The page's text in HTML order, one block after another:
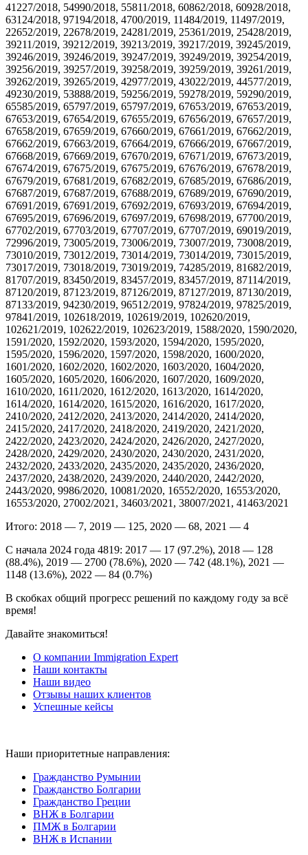
41227/2018, 54990/2018, 55811/2018, 60862/2018, 60928/2018,
63124/2018, 97194/2018, 4700/2019, 11484/2019, 11497/2019,
22652/2019, 22678/2019, 24281/2019, 25361/2019, 25428/2019,
39211/2019, 39212/2019, 39213/2019, 39217/2019, 39245/2019,
39246/2019, 39246/2019, 39247/2019, 39249/2019, 39254/2019,
39256/2019, 39257/2019, 39258/2019, 39259/2019, 39261/2019,
39262/2019, 39265/2019, 42977/2019, 43022/2019, 44577/2019,
49230/2019, 53888/2019, 59256/2019, 59278/2019, 59290/2019,
65585/2019, 65797/2019, 65797/2019, 67653/2019, 67653/2019,
67653/2019, 67654/2019, 67655/2019, 67656/2019, 67657/2019,
67658/2019, 67659/2019, 67660/2019, 67661/2019, 67662/2019,
67662/2019, 67663/2019, 67664/2019, 67666/2019, 67667/2019,
67668/2019, 67669/2019, 67670/2019, 67671/2019, 67673/2019,
67674/2019, 67675/2019, 67675/2019, 67676/2019, 67678/2019,
67679/2019, 67681/2019, 67682/2019, 67685/2019, 67686/2019,
67687/2019, 67687/2019, 67688/2019, 67689/2019, 67690/2019,
67691/2019, 67691/2019, 67692/2019, 67693/2019, 67694/2019,
67695/2019, 67696/2019, 67697/2019, 67698/2019, 67700/2019,
67702/2019, 67703/2019, 67707/2019, 67707/2019, 69019/2019,
72996/2019, 73005/2019, 73006/2019, 73007/2019, 73008/2019,
73010/2019, 73012/2019, 73014/2019, 73014/2019, 73015/2019,
73017/2019, 73018/2019, 73019/2019, 74285/2019, 81682/2019,
81707/2019, 83450/2019, 83457/2019, 83457/2019, 87114/2019,
87120/2019, 87123/2019, 87126/2019, 87127/2019, 87130/2019,
87133/2019, 94230/2019, 96512/2019, 97824/2019, 97825/2019,
97841/2019, 102618/2019, 102619/2019, 102620/2019,
102621/2019, 102622/2019, 102623/2019, 1588/2020, 1590/2020,
1591/2020, 1592/2020, 1593/2020, 1594/2020, 1595/2020,
1595/2020, 1596/2020, 1597/2020, 1598/2020, 1600/2020,
1601/2020, 1602/2020, 1602/2020, 1603/2020, 1604/2020,
1605/2020, 1605/2020, 1606/2020, 1607/2020, 1609/2020,
1610/2020, 1611/2020, 1612/2020, 1613/2020, 1614/2020,
1614/2020, 1614/2020, 1615/2020, 1616/2020, 1617/2020,
2410/2020, 2412/2020, 2413/2020, 2414/2020, 2414/2020,
2415/2020, 2417/2020, 2418/2020, 2419/2020, 2421/2020,
2422/2020, 2423/2020, 2424/2020, 2426/2020, 2427/2020,
2428/2020, 2429/2020, 2430/2020, 2430/2020, 2431/2020,
2432/2020, 2433/2020, 2435/2020, 2435/2020, 2436/2020,
2437/2020, 2438/2020, 2439/2020, 2440/2020, 2442/2020,
2443/2020, 9986/2020, 10081/2020, 16552/2020, 16553/2020,
16553/2020, 27002/2021, 34603/2021, 38007/2021, 41463/2021
Итого: 2018 — 7, 2019 — 125, 2020 — 68, 2021 — 4
С начала 2024 года 4819: 2017 — 17 (97.2%), 2018 — 128
(88.4%), 2019 — 2700 (78.6%), 2020 — 742 (48.1%), 2021 —
1148 (13.6%), 2022 — 84 (0.7%)
В скобках общий прогресс решений по каждому году за всё
время!
Давайте знакомиться!
О компании Immigration Expert
Наши контакты
Наши видео
Отзывы наших клиентов
Успешные кейсы
Наши приоритетные направления:
Гражданство Румынии
Гражданство Болгарии
Гражданство Греции
ВНЖ в Болгарии
ПМЖ в Болгарии
ВНЖ в Испании